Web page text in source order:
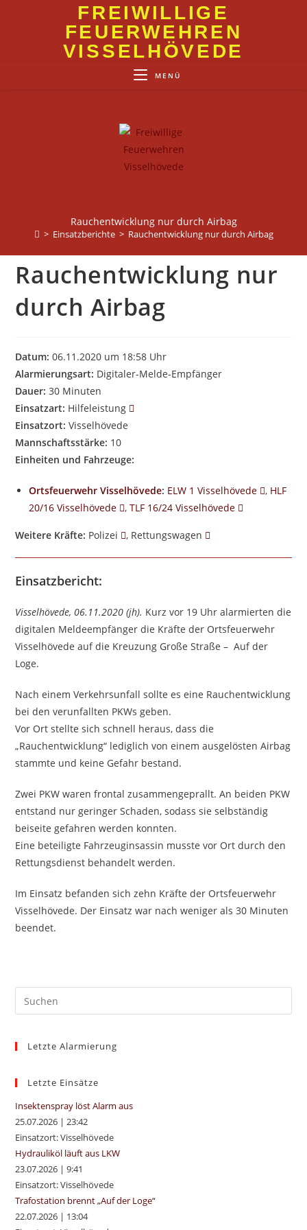
FREIWILLIGE
FEUERWEHREN
VISSELHÖVEDE
MENÜ
Rauchentwicklung nur durch Airbag
> Einsatzberichte > Rauchentwicklung nur durch Airbag
Rauchentwicklung nur
durch Airbag
Datum: 06.11.2020 um 18:58 Uhr
Alarmierungsart: Digitaler-Melde-Empfänger
Dauer: 30 Minuten
Einsatzart: Hilfeleistung
Einsatzort: Visselhövede
Mannschaftsstärke: 10
Einheiten und Fahrzeuge:
Ortsfeuerwehr Visselhövede: ELW 1 Visselhövede , HLF
20/16 Visselhövede
,TLF 16/24 Visselhövede
Weitere Kräfte: Polizei , Rettungswagen
Einsatzbericht:
Visselhövede, 06.11.2020 (jh). Kurz vor 19 Uhr alarmierten die
digitalen Meldeempfänger die Kräfte der Ortsfeuerwehr
Visselhövede auf die Kreuzung Große Straße – Auf der
Loge.
Nach einem Verkehrsunfall sollte es eine Rauchentwicklung
bei den verunfallten PKWs geben.
Vor Ort stellte sich schnell heraus, dass die
„Rauchentwicklung“ lediglich von einem ausgelösten Airbag
stammte und keine Gefahr bestand.
Zwei PKW waren frontal zusammengeprallt. An beiden PKW
entstand nur geringer Schaden, sodass sie selbständig
beiseite gefahren werden konnten.
Eine beteiligte Fahrzeuginsassin musste vor Ort durch den
Rettungsdienst behandelt werden.
Im Einsatz befanden sich zehn Kräfte der Ortsfeuerwehr
Visselhövede. Der Einsatz war nach weniger als 30 Minuten
beendet.
Letzte Alarmierung
Letzte Einsätze
Insektenspray löst Alarm aus
25.07.2026 |23:42
Einsatzort: Visselhövede
Hydrauliköl läuft aus LKW
23.07.2026 |9:41
Einsatzort: Visselhövede
Trafostation brennt „Auf der Loge“
22.07.2026 | 13:04